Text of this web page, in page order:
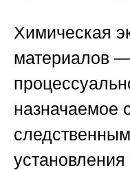
Химическая
материалов
назначаемое